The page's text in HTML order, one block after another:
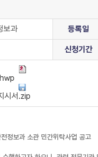
보과 등록일
신청기간
시서.zip
정보과 소관 민간위탁사업 공고